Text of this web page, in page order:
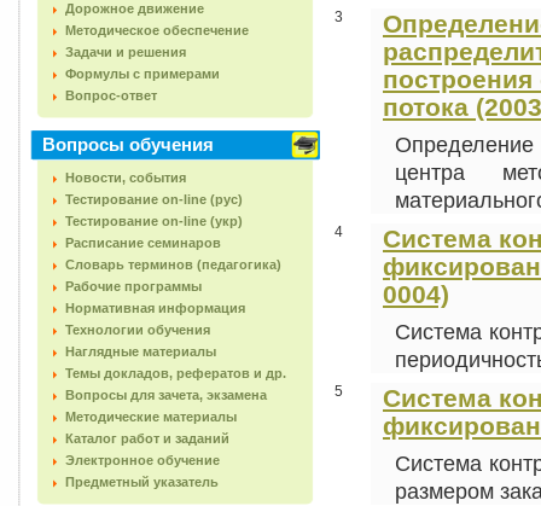
Дорожное движение
Методическое обеспечение
Задачи и решения
Формулы с примерами
Вопрос-ответ
Вопросы обучения
Новости, события
Тестирование on-line (рус)
Тестирование on-line (укр)
Расписание семинаров
Словарь терминов (педагогика)
Рабочие программы
Нормативная информация
Технологии обучения
Наглядные материалы
Темы докладов, рефератов и др.
Вопросы для зачета, экзамена
Методические материалы
Каталог работ и заданий
Электронное обучение
Предметный указатель
3
потока
центра
4
Система
0004)
Система
5
Система
Система
размером